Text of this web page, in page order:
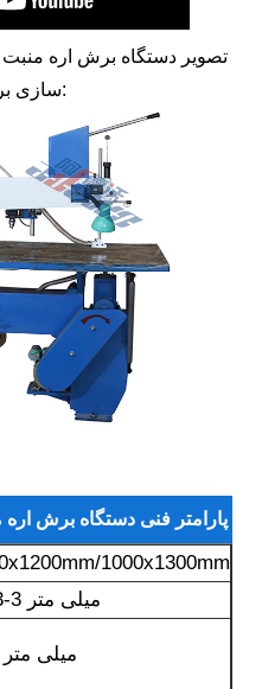
تصویر دستگاه برش اره
سازی برای مرجع:
1000x1300mm
0.3-3 میلی متر
30 میلی متر